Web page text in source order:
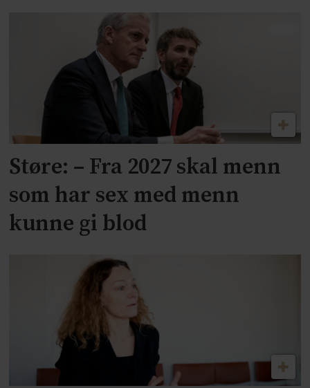
Støre: – Fra 2027 skal menn
som har sex med menn
kunne gi blod